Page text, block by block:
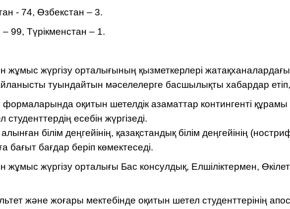
- 74, Өзбекстан – 3.
99, Түрікменстан – 1.
жұмыс жүргізу орталығының қызметкерлері
туындайтын мәселелерге басшылықты хабардар
формаларында оқитын шетелдік азаматтар контингенті
есебін жүргізеді.
білім деңгейінің, қазақстандық білім деңгейінің
бағыт бағдар беріп көмектеседі.
жұмыс жүргізу орталығы Бас консулдық, Елшіліктермен,
және жоғары мектебінде оқитын шетел студенттерінің